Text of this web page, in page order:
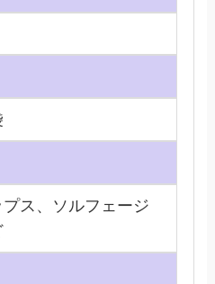
ス、ソルフェージ